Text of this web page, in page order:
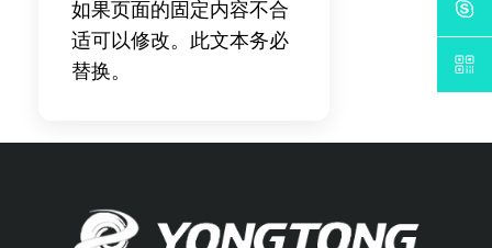
如果页面的固定内容不合
适可以修改。此文本务必
替换。